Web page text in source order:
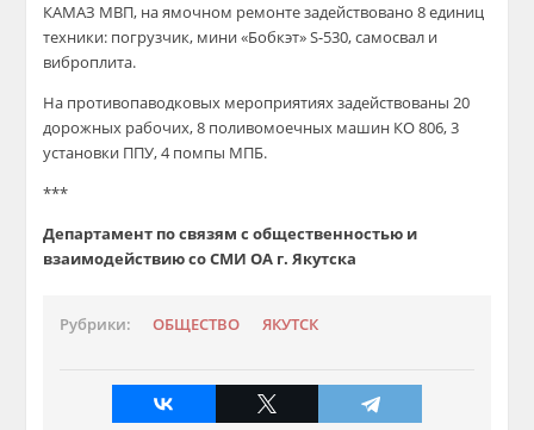
КАМАЗ МВП, на ямочном ремонте задействовано 8единиц
техники: погрузчик, мини «Бобкэт»S-530, самосвал и
виброплита.
На противопаводковых мероприятиях задействованы 20
дорожных рабочих, 8 поливомоечных машин КО 806, 3
установки ППУ, 4 помпы МПБ.
***
Департамент по связям с общественностью и
взаимодействию со СМИ ОА г. Якутска
Рубрики: ОБЩЕСТВО ЯКУТСК